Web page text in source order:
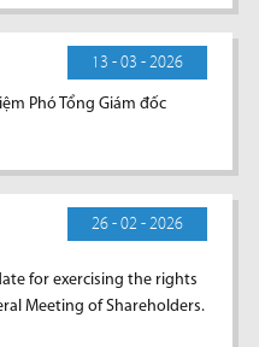
13 - 03 - 2026
Phó Tổng Giám đốc
26 - 02 - 2026
for exercising the rights
Meeting of Shareholders.